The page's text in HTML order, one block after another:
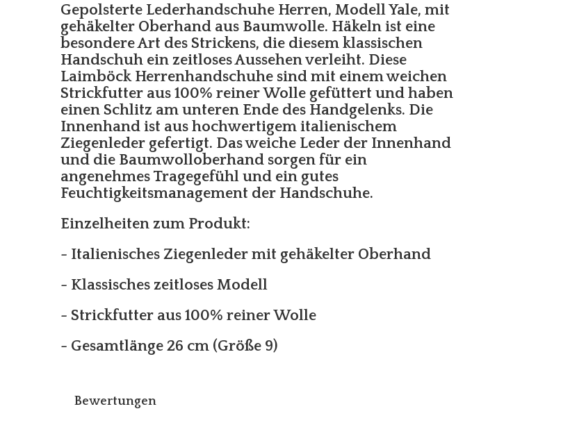
Gepolsterte Lederhandschuhe Herren, Modell Yale, mit
gehäkelter Oberhand aus Baumwolle. Häkeln ist eine
besondere Art des Strickens, die diesem klassischen
Handschuh ein zeitloses Aussehen verleiht. Diese
Laimböck Herrenhandschuhe sind mit einem weichen
Strickfutter aus 100% reiner Wolle gefüttert und haben
einen Schlitz am unteren Ende des Handgelenks. Die
Innenhand ist aus hochwertigem italienischem
Ziegenleder gefertigt. Das weiche Leder der Innenhand
und die Baumwolloberhand sorgen für ein
angenehmes Tragegefühl und ein gutes
Feuchtigkeitsmanagement der Handschuhe.
Einzelheiten zum Produkt:
- Italienisches Ziegenleder mit gehäkelter Oberhand
- Klassisches zeitloses Modell
- Strickfutter aus 100% reiner Wolle
- Gesamtlänge 26 cm (Größe 9)
Bewertungen